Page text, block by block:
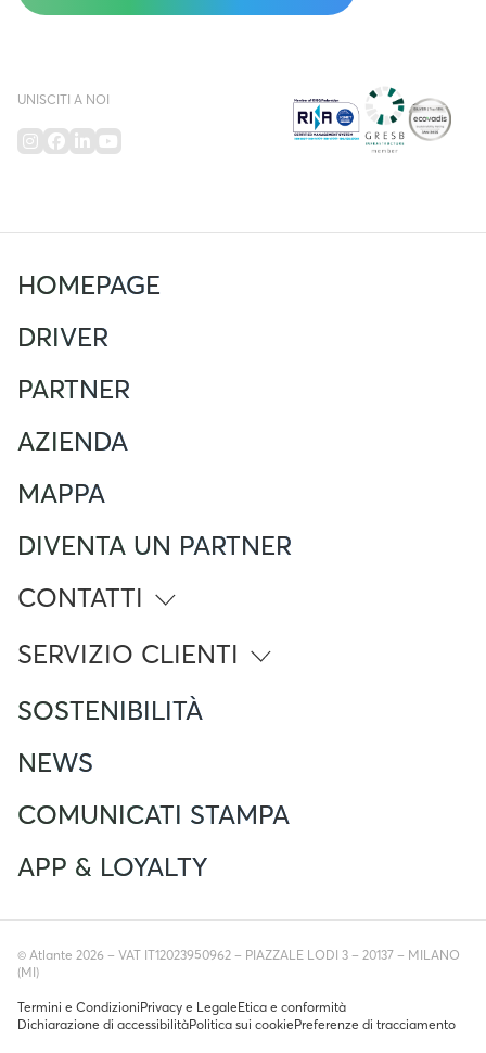
HOMEPAGE
DRIVER
PARTNER
AZIENDA
MAPPA
DIVENTA UN PARTNER
CONTATTI
SERVIZIO CLIENTI
800 961 624
+390282952111
support@atlante.energy
SOSTENIBILITÀ
NEWS
COMUNICATI STAMPA
APP & LOYALTY
UNISCITI A NOI
© Atlante 2026 – VAT IT12023950962 – PIAZZALE LODI 3 – 20137 – MILANO
(MI)
Termini e CondizioniPrivacy e LegaleEtica e conformità
Dichiarazione di accessibilitàPolitica sui cookiePreferenze di tracciamento